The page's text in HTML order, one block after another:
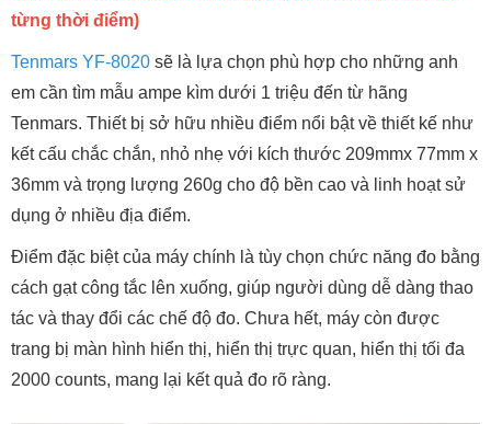
từng thời điểm)
Tenmars YF-8020 sẽ là lựa chọn phù hợp cho những anh
em cần tìm mẫu ampe kìm dưới 1 triệu đến từ hãng
Tenmars. Thiết bị sở hữu nhiều điểm nổi bật về thiết kế như
kết cấu chắc chắn, nhỏ nhẹ với kích thước 209mmx 77mm x
36mm và trọng lượng 260g cho độ bền cao và linh hoạt sử
dụng ở nhiều địa điểm.
Điểm đặc biệt của máy chính là tùy chọn chức năng đo bằng
cách gạt công tắc lên xuống, giúp người dùng dễ dàng thao
tác và thay đổi các chế độ đo. Chưa hết, máy còn được
trang bị màn hình hiển thị, hiển thị trực quan, hiển thị tối đa
2000 counts, mang lại kết quả đo rõ ràng.